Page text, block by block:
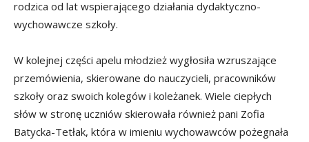
rodzica od lat wspierającego działania dydaktyczno-
wychowawcze szkoły.
W kolejnej części apelu młodzież wygłosiła wzruszające
przemówienia, skierowane do nauczycieli, pracowników
szkoły oraz swoich kolegów i koleżanek. Wiele ciepłych
słów w stronę uczniów skierowała również pani Zofia
Batycka-Tetłak, która w imieniu wychowawców pożegnała